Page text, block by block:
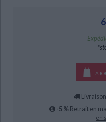
-5 % Retrait en
en